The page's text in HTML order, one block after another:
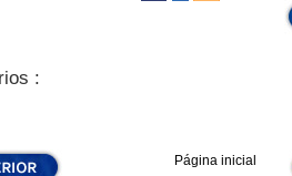
:
Página inicial